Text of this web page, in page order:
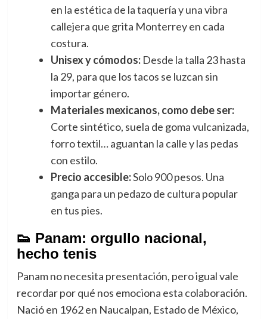
en la estética de la taquería y una vibra
callejera que grita Monterrey en cada
costura.
Unisex y cómodos:Desde la talla 23 hasta
la 29, para que los tacos se luzcan sin
importar género.
Materiales mexicanos, como debe ser:
Corte sintético, suela de goma vulcanizada,
forro textil… aguantan la calle y las pedas
con estilo.
Precio accesible:Solo 900 pesos. Una
ganga para un pedazo de cultura popular
en tus pies.
👟 Panam: orgullo nacional,
hecho tenis
Panam no necesita presentación, pero igual vale
recordar por qué nos emociona esta colaboración.
Nació en 1962 en Naucalpan, Estado de México,